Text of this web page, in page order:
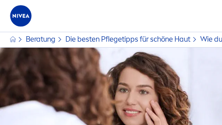
Beratung Die besten Pflegetipps für schöne Haut Wie